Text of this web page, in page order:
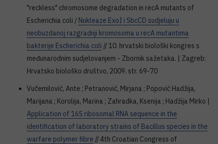
"reckless" chromosome degradation in recA mutants of
Escherichia coli / Nukleaze ExoI i SbcCD sudjeluju u
neobuzdanoj razgradnji kromosoma u recA mutantima
bakterije Escherichia coli // 10. hrvatski biološki kongres s
međunarodnim sudjelovanjem - Zbornik sažetaka. | Zagreb:
Hrvatsko biološko društvo, 2009. str. 69-70
Vučemilović, Ante ; Petranović, Mirjana ; Popović Hadžija,
Marijana ; Korolija, Marina ; Zahradka, Ksenija ; Hadžija Mirko |
Application of 16S ribosomal RNA sequence in the
identification of laboratory strains of Bacillus species in the
warfare polymer fibre // 4th Croatian Congress of